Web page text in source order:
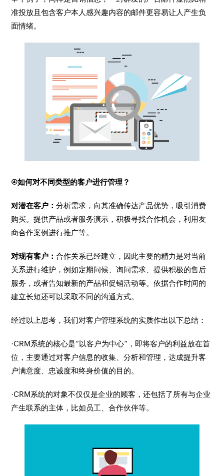
准投放且包含客户本人感兴趣内容的邮件更容易让人产生负
面情绪。
④如何对不同类型的客户进行管理？
对潜在客户：分析需求，向其准确传达产品优势，吸引消费
购买。提供产品或者服务演示，积极寻找合作机会，利用友
商合作案例进行推广等。
对现有客户：合作关系已经建立，因此主要的精力是对当前
关系进行维护，例如定期问候、询问需求、提供积极的售后
服务，或者告知最新的产品和促销活动等。依据合作时间的
建立长短还可以采取不同的沟通方式。
经过以上思考，我们对客户管理系统的实质作出以下总结：
·CRM系统的核心是“以客户为中心”，即将客户的利益放在首
位，主要通过对客户信息的收集、分析和管理，达成提升客
户满意度、忠诚度和终身价值的目的。
·CRM系统的对象不仅仅是企业的顾客，还包括了所有与企业
产生联系的主体，比如员工、合作伙伴等。